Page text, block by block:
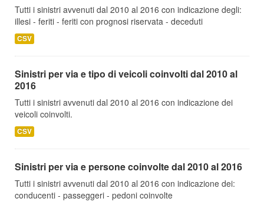
Tutti i sinistri avvenuti dal 2010 al 2016 con indicazione degli:
illesi - feriti - feriti con prognosi riservata - deceduti
CSV
Sinistri per via e tipo di veicoli coinvolti dal 2010 al
2016
Tutti i sinistri avvenuti dal 2010 al 2016 con indicazione dei
veicoli coinvolti.
CSV
Sinistri per via e persone coinvolte dal 2010 al 2016
Tutti i sinistri avvenuti dal 2010 al 2016 con indicazione dei:
conducenti - passeggeri - pedoni coinvolte